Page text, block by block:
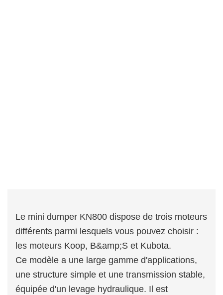
Le mini dumper KN800 dispose de trois moteurs
différents parmi lesquels vous pouvez choisir :
les moteurs Koop, B&amp;S et Kubota.
Ce modèle a une large gamme d'applications,
une structure simple et une transmission stable,
équipée d'un levage hydraulique. Il est